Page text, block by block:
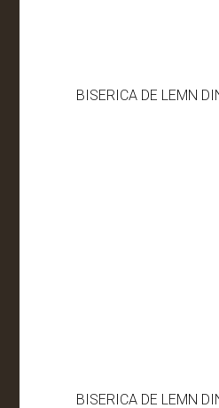
BISERICA DE LEMN
BISERICA DE LEMN